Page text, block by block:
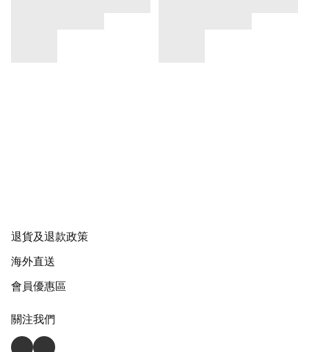
退貨及退款政策
海外直送
會員優惠區
關注我們